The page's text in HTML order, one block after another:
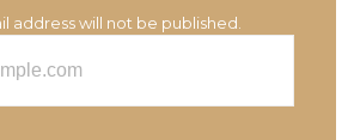
address will not be published.